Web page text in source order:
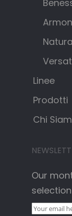
Natura
Linee
Prodotti
Chi
Our